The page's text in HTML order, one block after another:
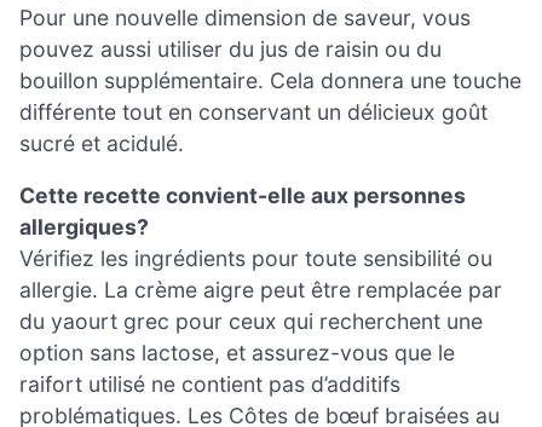
Pour une nouvelle dimension de saveur, vous
pouvez aussi utiliser du jus de raisin ou du
bouillon supplémentaire. Cela donnera une touche
différente tout en conservant un délicieux goût
sucré et acidulé.
Cette recette convient-elle aux personnes
allergiques?
Vérifiez les ingrédients pour toute sensibilité ou
allergie. La crème aigre peut être remplacée par
du yaourt grec pour ceux qui recherchent une
option sans lactose, et assurez-vous que le
raifort utilisé ne contient pas d’additifs
problématiques. Les Côtes de bœuf braisées au